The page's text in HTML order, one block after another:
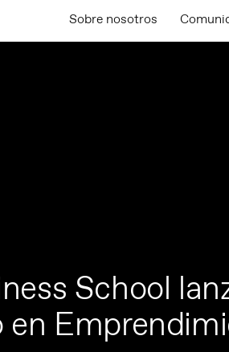
Sobre nosotros
School
en